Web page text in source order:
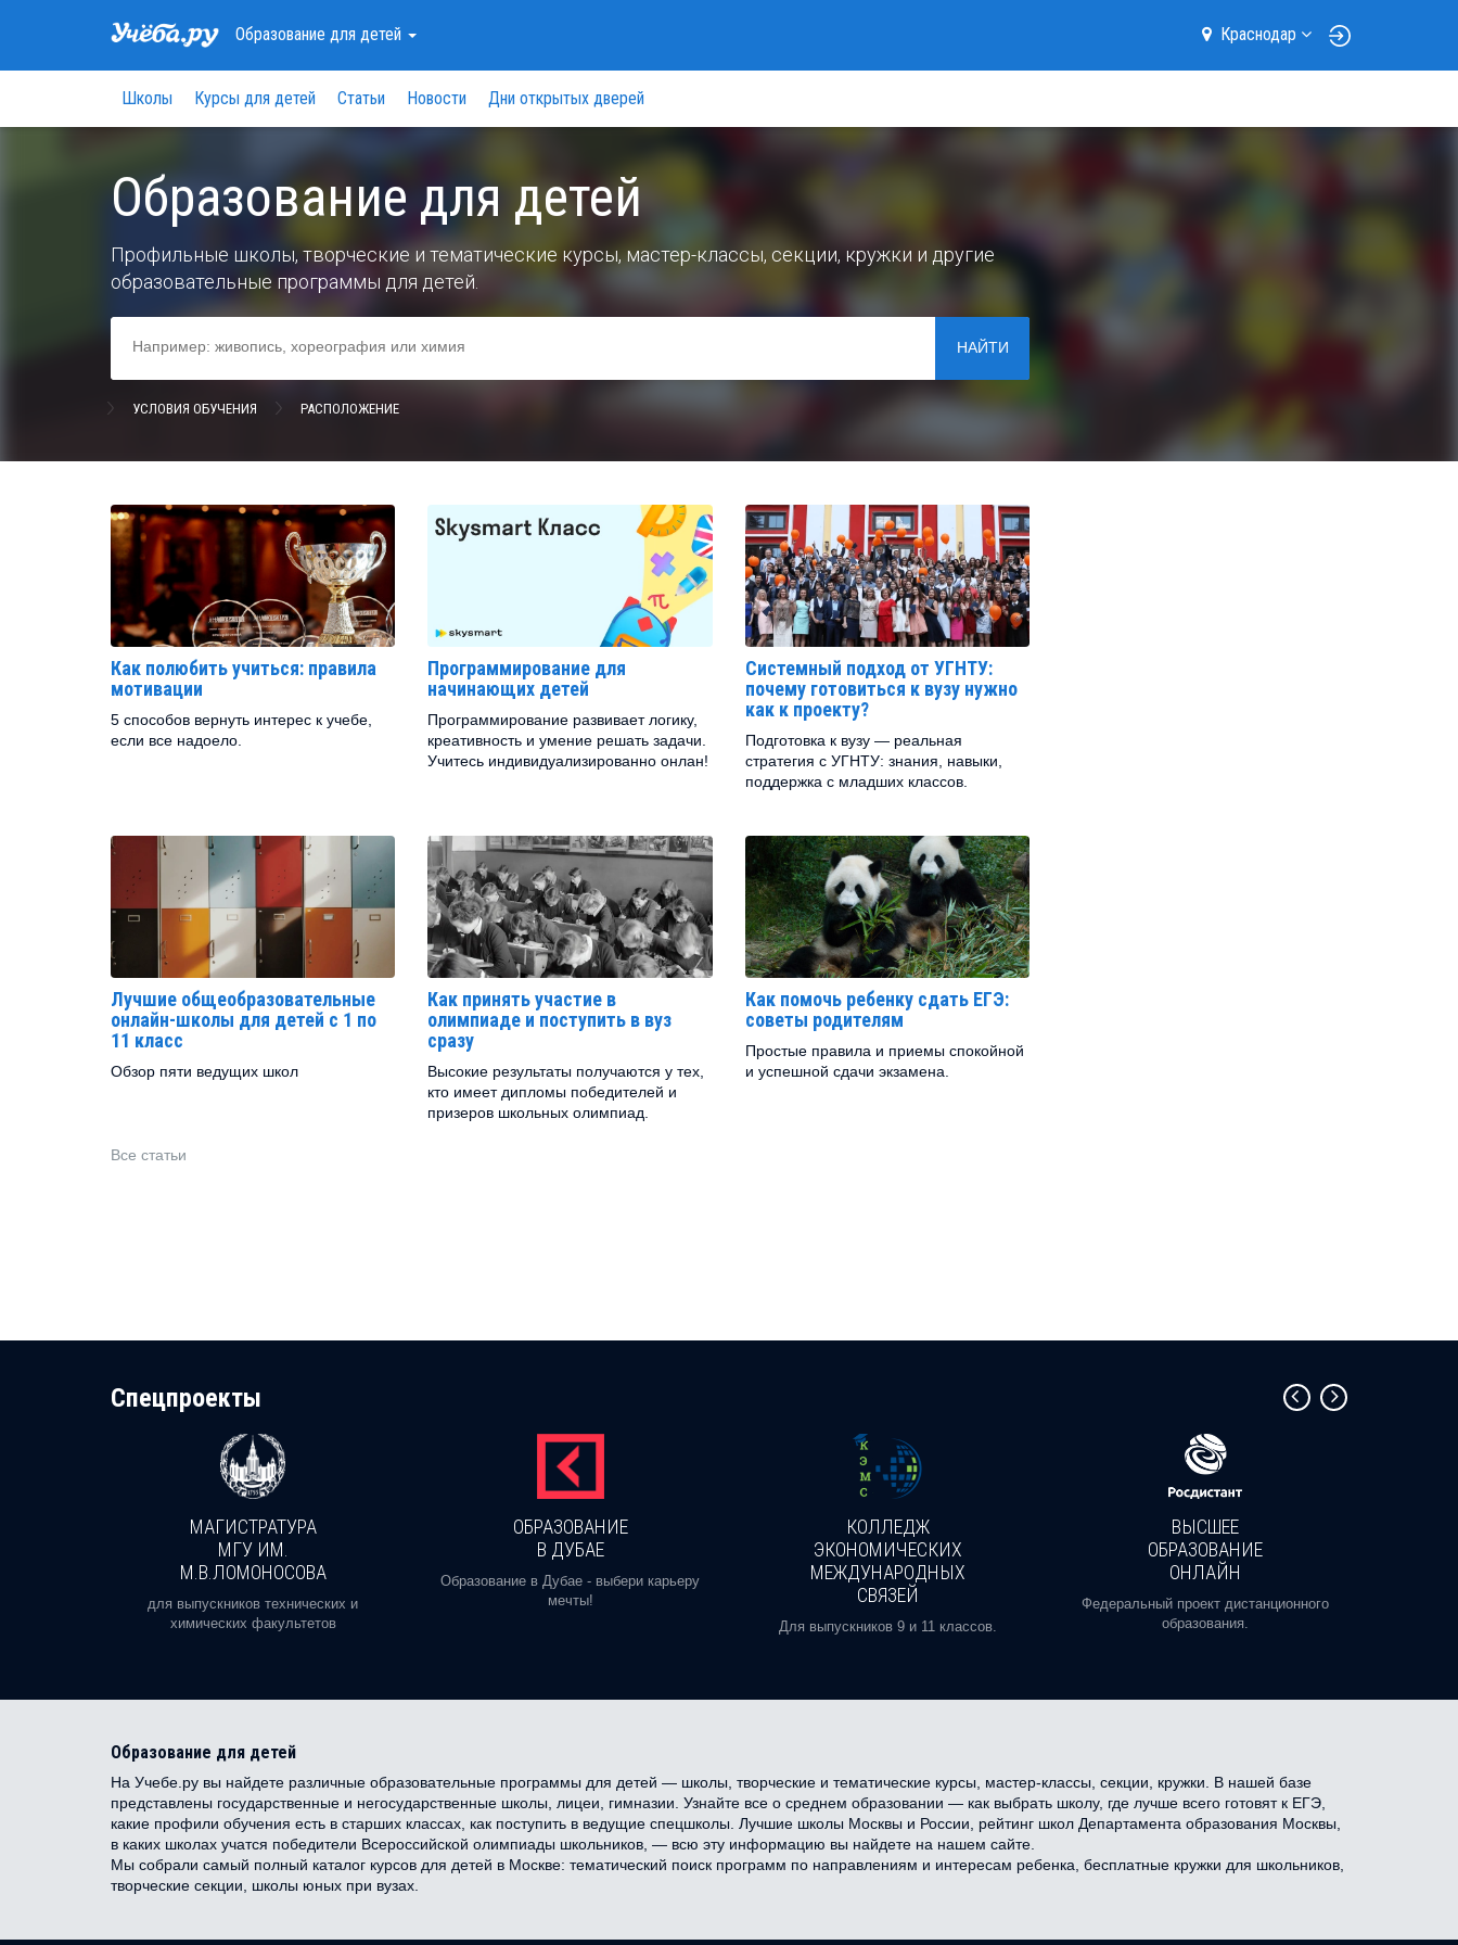
Образованиедля детей Краснодар
Школы Курсы для детей Статьи Новости Дни открытых дверей
Образование для детей
Профильные школы, творческие и тематические курсы, мастер-классы, секции, кружки и другие
образовательные программы для детей.
НАЙТИ
УСЛОВИЯ ОБУЧЕНИЯ РАСПОЛОЖЕНИЕ
Как полюбить учиться: правила
мотивации
5 способов вернуть интерес к учебе,
если все надоело.
Программирование для
начинающих детей
Программирование развивает логику,
креативность и умение решать задачи.
Учитесь индивидуализированно онлан!
Системный подход от УГНТУ:
почему готовиться к вузу нужно
как к проекту?
Подготовка к вузу — реальная
стратегия с УГНТУ: знания, навыки,
поддержка с младших классов.
Лучшие общеобразовательные
онлайн-школы для детей с 1 по
11 класс
Обзор пяти ведущих школ
Как принять участие в
олимпиаде и поступить в вуз
сразу
Высокие результаты получаются у тех,
кто имеет дипломы победителей и
призеров школьных олимпиад.
Как помочь ребенку сдать ЕГЭ:
советы родителям
Простые правила и приемы спокойной
и успешной сдачи экзамена.
Все статьи
Cпецпроекты
МАГИСТРАТУРА
МГУ ИМ.
М.В.ЛОМОНОСОВА
для выпускников технических и
химических факультетов
ОБРАЗОВАНИЕ
В ДУБАЕ
Образование в Дубае - выбери карьеру
мечты!
КОЛЛЕДЖ
ЭКОНОМИЧЕСКИХ
МЕЖДУНАРОДНЫХ
СВЯЗЕЙ
Для выпускников 9 и 11 классов.
ВЫСШЕЕ
ОБРАЗОВАНИЕ
ОНЛАЙН
Федеральный проект дистанционного
образования.
Образование для детей
На Учебе.ру вы найдете различные образовательные программы для детей — школы, творческие и тематические курсы, мастер-классы, секции, кружки. В нашей базе
представлены государственные и негосударственные школы, лицеи, гимназии. Узнайте все о среднем образовании — как выбрать школу, где лучше всего готовят к ЕГЭ,
какие профили обучения есть в старших классах, как поступить в ведущие спецшколы. Лучшие школы Москвы и России, рейтинг школ Департамента образования Москвы,
в каких школах учатся победители Всероссийской олимпиады школьников, — всю эту информацию вы найдете на нашем сайте.
Мы собрали самый полный каталог курсов для детей в Москве: тематический поиск программ по направлениям и интересам ребенка, бесплатные кружки для школьников,
творческие секции, школы юных при вузах.